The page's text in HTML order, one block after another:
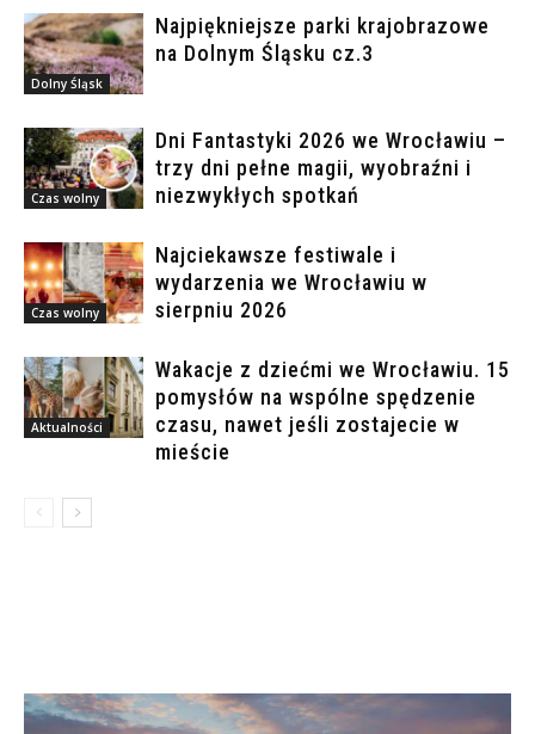
Dolny Śląsk
Najpiękniejsze parki krajobrazowe
na Dolnym Śląsku cz.3
Czas wolny
Dni Fantastyki 2026 we Wrocławiu –
trzy dni pełne magii, wyobraźni i
niezwykłych spotkań
Czas wolny
Najciekawsze festiwale i
wydarzenia we Wrocławiu w
sierpniu 2026
Aktualności
Wakacje z dziećmi we Wrocławiu. 15
pomysłów na wspólne spędzenie
czasu, nawet jeśli zostajecie w
mieście